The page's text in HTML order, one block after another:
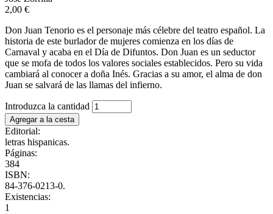
2,00 €
Don Juan Tenorio es el personaje más célebre del teatro español. La
historia de este burlador de mujeres comienza en los días de
Carnaval y acaba en el Día de Difuntos. Don Juan es un seductor
que se mofa de todos los valores sociales establecidos. Pero su vida
cambiará al conocer a doña Inés. Gracias a su amor, el alma de don
Juan se salvará de las llamas del infierno.
Introduzca la cantidad
Editorial:
letras hispanicas.
Páginas:
384
ISBN:
84-376-0213-0.
Existencias:
1